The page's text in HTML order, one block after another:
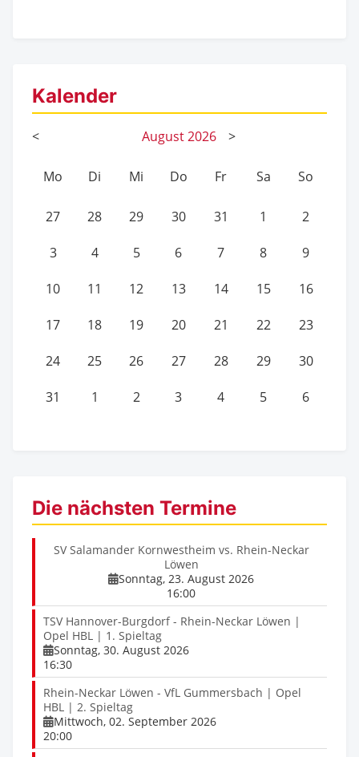
Kalender
< August2026 >
Mo Di Mi Do Fr Sa So
27 28 29 30 31 1 2
3 4 5 6 7 8 9
10 11 12 13 14 15 16
17 18 19 20 21 22 23
24 25 26 27 28 29 30
31 1 2 3 4 5 6
Die nächsten Termine
SV Salamander Kornwestheim vs. Rhein-Neckar
Löwen
Sonntag, 23. August 2026
16:00
TSV Hannover-Burgdorf - Rhein-Neckar Löwen |
Opel HBL | 1. Spieltag
Sonntag, 30. August 2026
16:30
Rhein-Neckar Löwen - VfL Gummersbach | Opel
HBL | 2. Spieltag
Mittwoch, 02. September 2026
20:00